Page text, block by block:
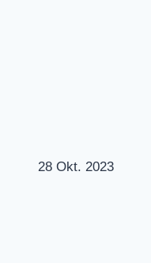
28 Okt. 2023